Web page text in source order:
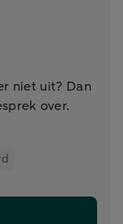
niet uit? Dan
over.